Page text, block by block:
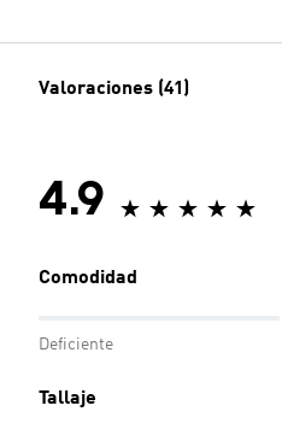
Valoraciones (41)
4.9
Comodidad
Deficiente
Tallaje